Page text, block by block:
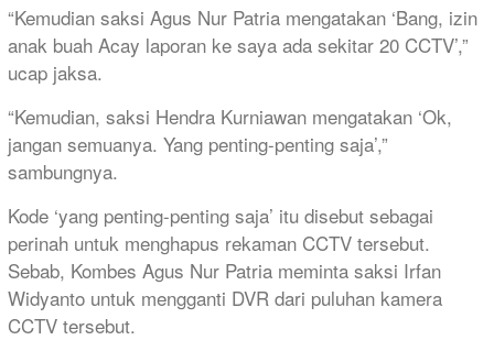
“Kemudian saksi Agus Nur Patria mengatakan ‘Bang, izin
anak buah Acay laporan ke saya ada sekitar 20 CCTV’,”
ucap jaksa.
“Kemudian, saksi Hendra Kurniawan mengatakan ‘Ok,
jangan semuanya. Yang penting-penting saja’,”
sambungnya.
Kode ‘yang penting-penting saja’ itu disebut sebagai
perinah untuk menghapus rekaman CCTV tersebut.
Sebab, Kombes Agus Nur Patria meminta saksi Irfan
Widyanto untuk mengganti DVR dari puluhan kamera
CCTV tersebut.